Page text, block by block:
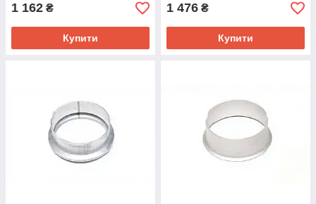
1 162 ₴
Купити
1 476 ₴
Купити